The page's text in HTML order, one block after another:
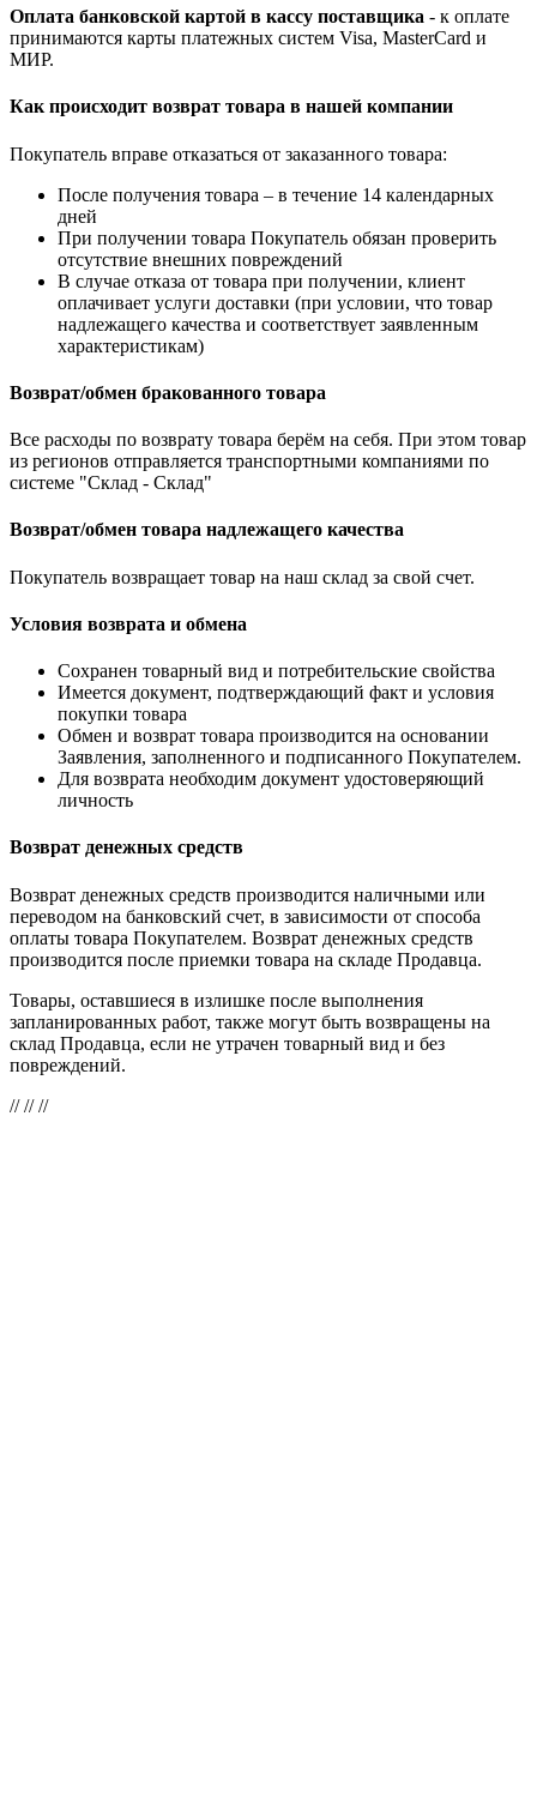
Оплата банковской картой в кассу поставщика - к оплате
принимаются карты платежных систем Visa, MasterCard и
МИР.
Как происходит возврат товара в нашей компании
Покупатель вправе отказаться от заказанного товара:
После получения товара – в течение 14 календарных
дней
При получении товара Покупатель обязан проверить
отсутствие внешних повреждений
В случае отказа от товара при получении, клиент
оплачивает услуги доставки (при условии, что товар
надлежащего качества и соответствует заявленным
характеристикам)
Возврат/обмен бракованного товара
Все расходы по возврату товара берём на себя. При этом товар
из регионов отправляется транспортными компаниями по
системе "Склад - Склад"
Возврат/обмен товара надлежащего качества
Покупатель возвращает товар на наш склад за свой счет.
Условия возврата и обмена
Cохранен товарный вид и потребительские свойства
Имеется документ, подтверждающий факт и условия
покупки товара
Обмен и возврат товара производится на основании
Заявления, заполненного и подписанного Покупателем.
Для возврата необходим документ удостоверяющий
личность
Возврат денежных средств
Возврат денежных средств производится наличными или
переводом на банковский счет, в зависимости от способа
оплаты товара Покупателем. Возврат денежных средств
производится после приемки товара на складе Продавца.
Товары, оставшиеся в излишке после выполнения
запланированных работ, также могут быть возвращены на
склад Продавца, если не утрачен товарный вид и без
повреждений.
//// //